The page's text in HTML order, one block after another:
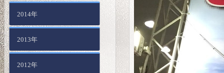
2014年
2013年
2012年